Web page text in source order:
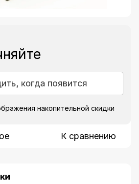
когда появится
накопительной скидки
К сравнению